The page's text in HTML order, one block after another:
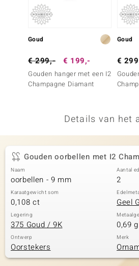
Collection
Goud
€ 299,- € 199,-
Gouden hanger met een I2
Champagne Diamant
Goud
€
Details van het
Gouden oorbellen met I2
Naam
oorbellen - 9 mm
Aantal
2
Karaatgewicht som
0,108 ct Geel
Legering
375 Goud / 9K 0,69 g
Ontwerp
Oorstekers
Merk